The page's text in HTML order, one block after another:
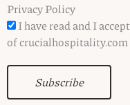
Privacy Policy
I have read and I
of crucialhospitality.com
Subscribe